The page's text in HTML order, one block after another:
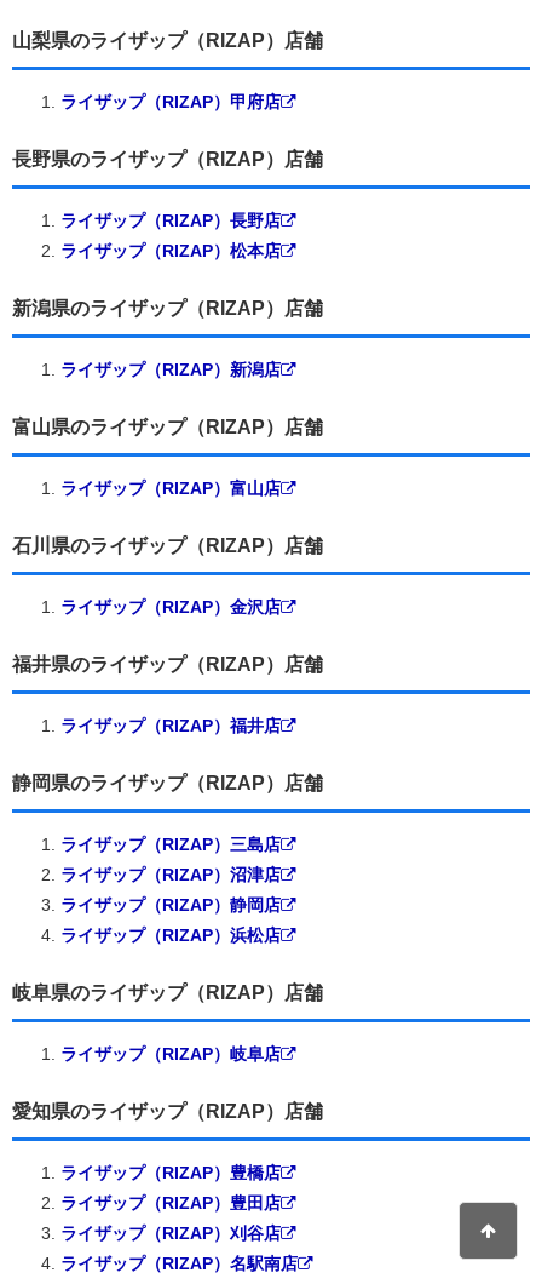
山梨県のライザップ（RIZAP）店舗
ライザップ（RIZAP）甲府店
長野県のライザップ（RIZAP）店舗
ライザップ（RIZAP）長野店
ライザップ（RIZAP）松本店
新潟県のライザップ（RIZAP）店舗
ライザップ（RIZAP）新潟店
富山県のライザップ（RIZAP）店舗
ライザップ（RIZAP）富山店
石川県のライザップ（RIZAP）店舗
ライザップ（RIZAP）金沢店
福井県のライザップ（RIZAP）店舗
ライザップ（RIZAP）福井店
静岡県のライザップ（RIZAP）店舗
ライザップ（RIZAP）三島店
ライザップ（RIZAP）沼津店
ライザップ（RIZAP）静岡店
ライザップ（RIZAP）浜松店
岐阜県のライザップ（RIZAP）店舗
ライザップ（RIZAP）岐阜店
愛知県のライザップ（RIZAP）店舗
ライザップ（RIZAP）豊橋店
ライザップ（RIZAP）豊田店
ライザップ（RIZAP）刈谷店
ライザップ（RIZAP）名駅南店